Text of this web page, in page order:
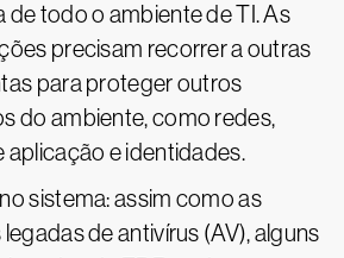
de todo o ambiente de TI. As
precisam recorrer a outras
para proteger outros
do ambiente, como redes,
aplicação e identidades.
sistema: assim como as
de antivírus (AV), alguns